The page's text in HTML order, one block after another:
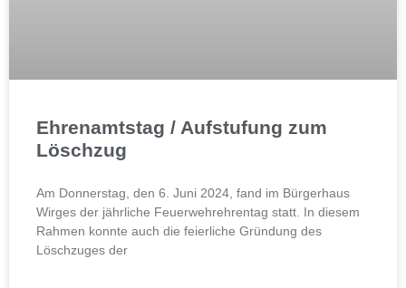
Ehrenamtstag / Aufstufung zum
Löschzug
Am Donnerstag, den 6. Juni 2024, fand im Bürgerhaus
Wirges der jährliche Feuerwehrehrentag statt. In diesem
Rahmen konnte auch die feierliche Gründung des
Löschzuges der